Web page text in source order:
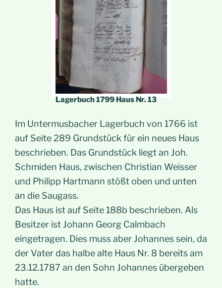
Lagerbuch 1799 Haus Nr. 13
Im Untermusbacher Lagerbuch von 1766 ist
auf Seite 289 Grundstück für ein neues Haus
beschrieben. Das Grundstück liegt an Joh.
Schmiden Haus, zwischen Christian Weisser
und Philipp Hartmann stößt oben und unten
an die Saugass.
Das Haus ist auf Seite 188b beschrieben. Als
Besitzer ist Johann Georg Calmbach
eingetragen. Dies muss aber Johannes sein, da
der Vater das halbe alte Haus Nr. 8 bereits am
23.12.1787 an den Sohn Johannes übergeben
hatte.